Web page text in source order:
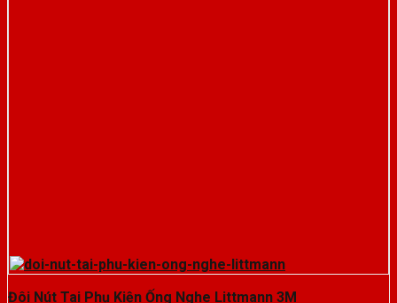
Đôi Nút Tai Phụ Kiện Ống Nghe Littmann 3M